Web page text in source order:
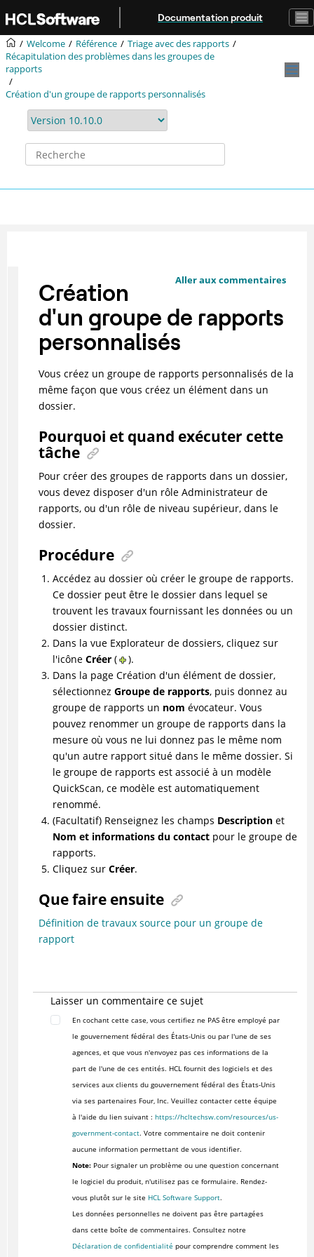
Aller au contenu principal
Documentation produit
Welcome Référence
Triage avec des rapports
Récapitulation des problèmes dans les groupes de
rapports
Création d'un groupe de rapports personnalisés
Aller aux commentaires
Création
d'un groupe de rapports
personnalisés
Vous créez un groupe de rapports personnalisés de la
même façon que vous créez un élément dans un
dossier.
Pourquoi et quand exécuter cette
tâche
Pour créer des groupes de rapports dans un dossier,
vous devez disposer d'un rôle Administrateur de
rapports, ou d'un rôle de niveau supérieur, dans le
dossier.
Procédure
Accédez au dossier où créer le groupe de rapports.
Ce dossier peut être le dossier dans lequel se
trouvent les travaux fournissant les données ou un
dossier distinct.
Dans la vue Explorateur de dossiers, cliquez sur
l'icône Créer(
).
Dans la page Création d'un élément de dossier,
sélectionnez Groupe de rapports, puis donnez au
groupe de rapports un nom évocateur. Vous
pouvez renommer un groupe de rapports dans la
mesure où vous ne lui donnez pas le même nom
qu'un autre rapport situé dans le même dossier. Si
le groupe de rapports est associé à un modèle
QuickScan, ce modèle est automatiquement
renommé.
(Facultatif) Renseignez les champs Descriptionet
Nom et informations du contactpour le groupe de
rapports.
Cliquez sur Créer.
Que faire ensuite
Définition de travaux source pour un groupe de
rapport
Laisser un commentaire ce sujet
En cochant cette case, vous certifiez ne PAS être employé par
le gouvernement fédéral des États-Unis ou par l'une de ses
agences, et que vous n'envoyez pas ces informations de la
part de l'une de ces entités. HCL fournit des logiciels et des
services aux clients du gouvernement fédéral des États-Unis
via ses partenaires Four, Inc. Veuillez contacter cette équipe
à l'aide du lien suivant : https://hcltechsw.com/resources/us-
government-contact. Votre commentaire ne doit contenir
aucune information permettant de vous identifier.
Note:Pour signaler un problème ou une question concernant
le logiciel du produit, n'utilisez pas ce formulaire. Rendez-
vous plutôt sur le site HCL Software Support.
Les données personnelles ne doivent pas être partagées
dans cette boîte de commentaires. Consultez notre
Déclaration de confidentialité pour comprendre comment les